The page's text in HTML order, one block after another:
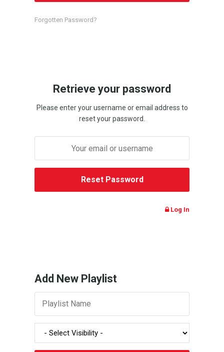
Forgotten Password?
Retrieve your password
Please enter your username or email address to
reset your password.
Log In
Add New Playlist